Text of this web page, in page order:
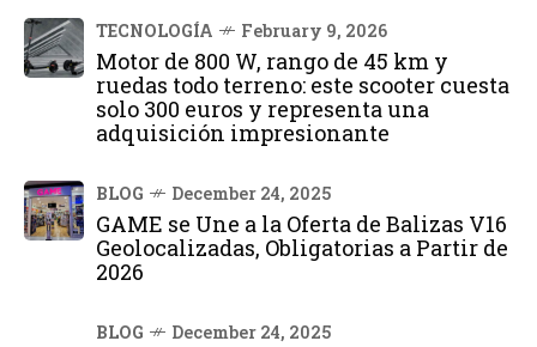
TECNOLOGÍA February 9, 2026
Motor de 800 W, rango de 45 km y
ruedas todo terreno: este scooter cuesta
solo 300 euros y representa una
adquisición impresionante
BLOG December 24, 2025
GAME se Une a la Oferta de Balizas V16
Geolocalizadas, Obligatorias a Partir de
2026
BLOG December 24, 2025